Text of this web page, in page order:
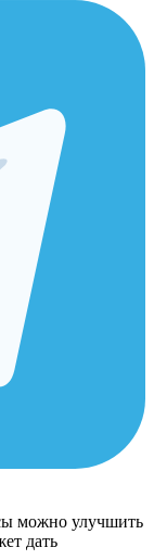
можно улучшить
дать